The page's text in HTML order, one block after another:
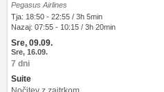
Pegasus Airlines
Tja: 18:50 - 22:55 / 3h 5min
Nazaj: 07:55 - 10:15 / 3h 20min
Sre, 09.09.
Sre, 16.09.
7 dni
Suite